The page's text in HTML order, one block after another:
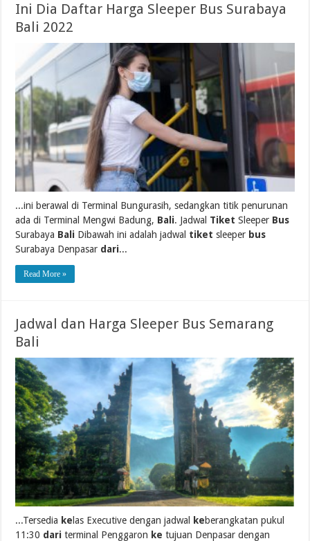
Ini Dia Daftar Harga Sleeper Bus Surabaya
Bali 2022
...ini berawal di Terminal Bungurasih, sedangkan titik penurunan
ada di Terminal Mengwi Badung, Bali. Jadwal Tiket Sleeper Bus
Surabaya Bali Dibawah ini adalah jadwal tiket sleeper bus
Surabaya Denpasar dari...
Read More »
Jadwal dan Harga Sleeper Bus Semarang
Bali
...Tersedia ke las Executive dengan jadwal keberangkatan pukul
11:30 dari terminal Penggaron ke tujuan Denpasar dengan